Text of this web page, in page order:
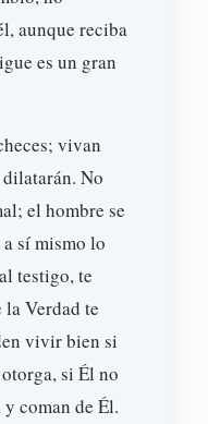
aunque reciba
es un gran
vivan
dilatarán. No
el hombre se
sí mismo lo
testigo, te
Verdad te
vivir bien si
si Él no
coman de Él.